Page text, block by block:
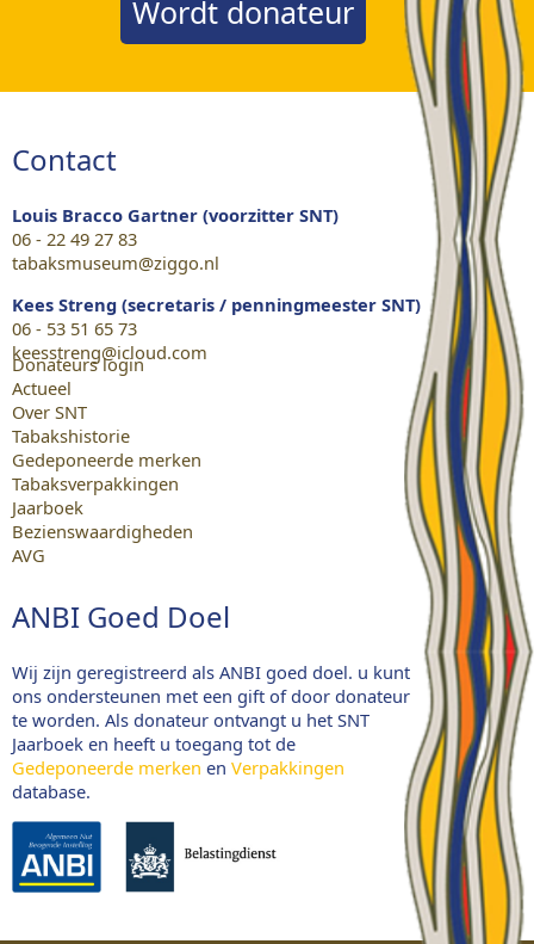
Wordt donateur
Contact
Louis Bracco Gartner (voorzitter SNT)
06 - 22 49 27 83
tabaksmuseum@ziggo.nl
Kees Streng (secretaris / penningmeester SNT)
06 - 53 51 65 73
keesstreng@icloud.com
Donateurs login
Actueel
Over SNT
Tabakshistorie
Gedeponeerde merken
Tabaksverpakkingen
Jaarboek
Bezienswaardigheden
AVG
ANBI Goed Doel
Wij zijn geregistreerd als ANBI goed doel. u kunt
ons ondersteunen met een gift of door donateur
te worden. Als donateur ontvangt u het SNT
Jaarboek en heeft u toegang tot de
Gedeponeerde merken en Verpakkingen
database.